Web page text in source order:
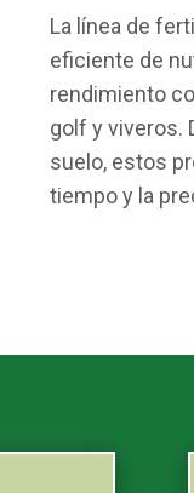
La línea de
eficiente de
rendimiento
golf y viveros.
suelo, estos
tiempo y la